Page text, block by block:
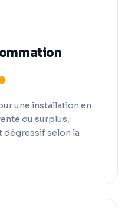
une installation en
du surplus,
dégressif selon la